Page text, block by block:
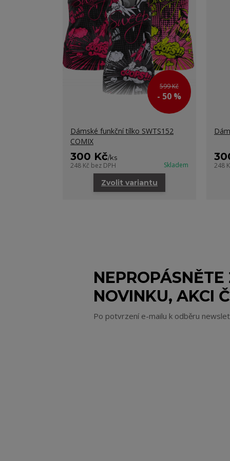
599 Kč
- 50 %
Dámské funkční tílko SWTS152
COMIX
300 Kč/ks
248 Kč bez DPH Skladem
Zvolit variantu
248
NOVINKU, AKCI
Po potvrzení e-mailu k odběru